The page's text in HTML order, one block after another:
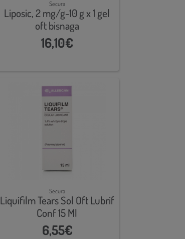
Secura
Liposic, 2 mg/g-10 g x 1 gel
oft bisnaga
16,10€
Secura
Liquifilm Tears Sol Oft Lubrif
Conf 15 Ml
6,55€